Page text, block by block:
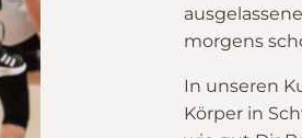
morgens
In unseren
Körper in